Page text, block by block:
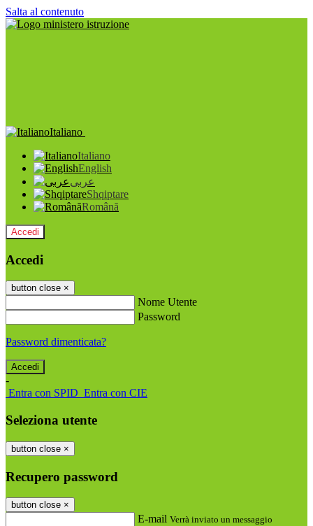
Salta al contenuto
Italiano
Italiano
English
عربى
Shqiptare
Română
Accedi
Accedi
button close ×
Nome Utente
Password
Password dimenticata?
-
Entra con SPID Entra con CIE
Seleziona utente
button close ×
Recupero password
button close ×
E-mail Verrà inviato un messaggio